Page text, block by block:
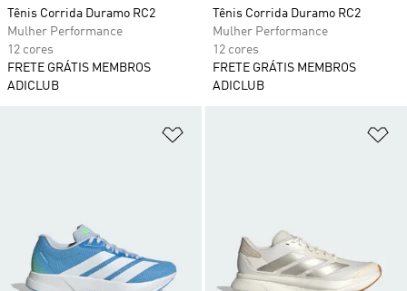
Tênis Corrida Duramo RC2
Mulher Performance
12 cores
FRETE GRÁTIS MEMBROS
ADICLUB
Tênis Corrida Duramo RC2
Mulher Performance
12 cores
FRETE GRÁTIS MEMBROS
ADICLUB